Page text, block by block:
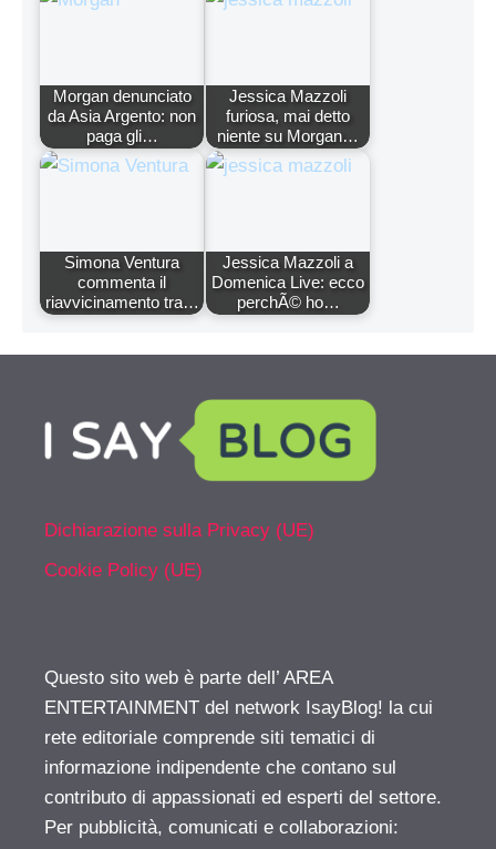
Morgan denunciato
da Asia Argento: non
paga gli…
Jessica Mazzoli
furiosa, mai detto
niente su Morgan…
Simona Ventura
commenta il
riavvicinamento tra…
Jessica Mazzoli a
Domenica Live: ecco
perchÃ© ho…
Dichiarazione sulla Privacy (UE)
Cookie Policy (UE)
Questo sito web è parte dell’ AREA
ENTERTAINMENT del network IsayBlog! la cui
rete editoriale comprende siti tematici di
informazione indipendente che contano sul
contributo di appassionati ed esperti del settore.
Per pubblicità, comunicati e collaborazioni: